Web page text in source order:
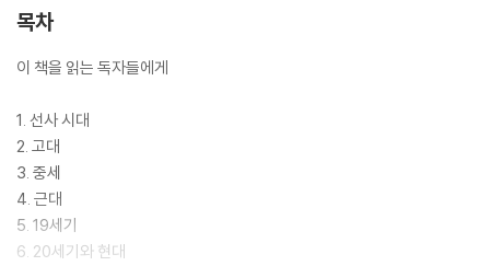
록으로 세계사와 한국사를 한눈에 볼 수 있는 연표가 실려 있다.
목차
이 책을 읽는 독자들에게
1. 선사 시대
2. 고대
3. 중세
4. 근대
5. 19세기
6. 20세기와 현대